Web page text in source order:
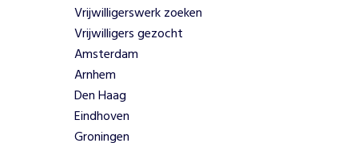
Vrijwilligerswerk zoeken
Vrijwilligers gezocht
Amsterdam
Arnhem
Den Haag
Eindhoven
Groningen